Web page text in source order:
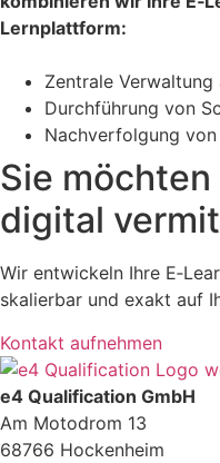
Lernplattform:
Zentrale Verwaltung
Durchführung von
Nachverfolgung
Sie
digital
Wir entwickeln Ihre
skalierbar und exakt auf
Kontakt aufnehmen
e4 Qualification GmbH
Am Motodrom 13
68766 Hockenheim